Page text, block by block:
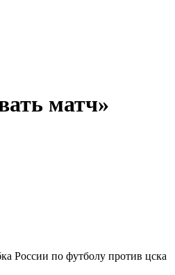
матч»
России по футболу против цска